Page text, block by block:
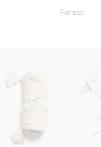
For stor